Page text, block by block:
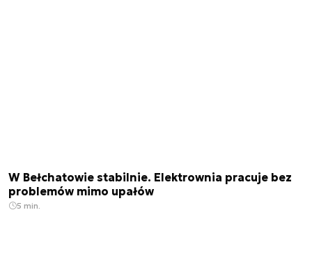
W Bełchatowie stabilnie. Elektrownia pracuje bez
problemów mimo upałów
5 min.